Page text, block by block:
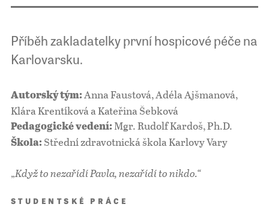
Příběh zakladatelky první hospicové péče na
Karlovarsku.
Autorský tým: Anna Faustová, Adéla Ajšmanová,
Klára Krentíková a Kateřina Šebková
Pedagogické vedení: Mgr. Rudolf Kardoš, Ph.D.
Škola: Střední zdravotnická škola Karlovy Vary
„Když to nezařídí Pavla, nezařídí to nikdo.“
STUDENTSKÉ PRÁCE